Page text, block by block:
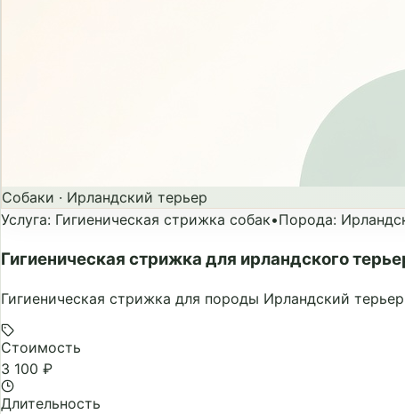
Собаки · Ирландский терьер
Услуга: Гигиеническая стрижка собак•Порода:
Гигиеническая стрижка для ирландского
Гигиеническая стрижка для породы Ирландский
Стоимость
3 100 ₽
Длительность